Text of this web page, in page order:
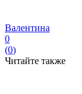
Валентина
0
(0)
Читайте также